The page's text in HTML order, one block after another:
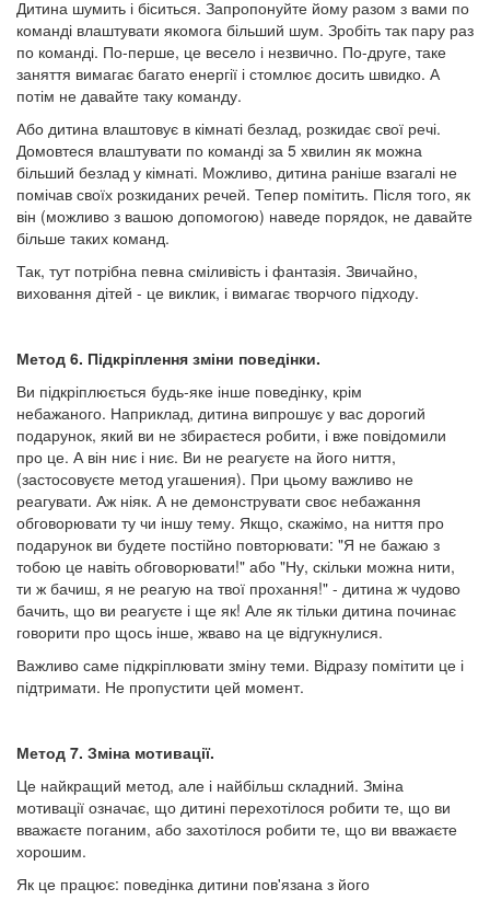
Дитина шумить і біситься. Запропонуйте йому разом з вами по
команді влаштувати якомога більший шум. Зробіть так пару раз
по команді. По-перше, це весело і незвично. По-друге, таке
заняття вимагає багато енергії і стомлює досить швидко. А
потім не давайте таку команду.
Або дитина влаштовує в кімнаті безлад, розкидає свої речі.
Домовтеся влаштувати по команді за 5 хвилин як можна
більший безлад у кімнаті. Можливо, дитина раніше взагалі не
помічав своїх розкиданих речей. Тепер помітить. Після того, як
він (можливо з вашою допомогою) наведе порядок, не давайте
більше таких команд.
Так, тут потрібна певна сміливість і фантазія. Звичайно,
виховання дітей - це виклик, і вимагає творчого підходу.
Метод 6. Підкріплення зміни поведінки.
Ви підкріплюється будь-яке інше поведінку, крім
небажаного. Наприклад, дитина випрошує у вас дорогий
подарунок, який ви не збираєтеся робити, і вже повідомили
про це. А він ниє і ниє. Ви не реагуєте на його ниття,
(застосовуєте метод угашения). При цьому важливо не
реагувати. Аж ніяк. А не демонструвати своє небажання
обговорювати ту чи іншу тему. Якщо, скажімо, на ниття про
подарунок ви будете постійно повторювати: "Я не бажаю з
тобою це навіть обговорювати!" або "Ну, скільки можна нити,
ти ж бачиш, я не реагую на твої прохання!" - дитина ж чудово
бачить, що ви реагуєте і ще як! Але як тільки дитина починає
говорити про щось інше, жваво на це відгукнулися.
Важливо саме підкріплювати зміну теми. Відразу помітити це і
підтримати. Не пропустити цей момент.
Метод 7. Зміна мотивації.
Це найкращий метод, але і найбільш складний. Зміна
мотивації означає, що дитині перехотілося робити те, що ви
вважаєте поганим, або захотілося робити те, що ви вважаєте
хорошим.
Як це працює: поведінка дитини пов'язана з його